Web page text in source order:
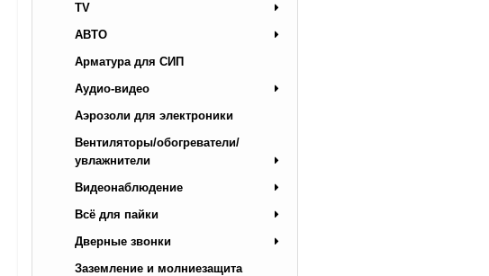
TV
АВТО
Арматура для СИП
Аудио-видео
Аэрозоли для электроники
Вентиляторы/обогреватели/
увлажнители
Видеонаблюдение
Всё для пайки
Дверные звонки
Заземление и молниезащита